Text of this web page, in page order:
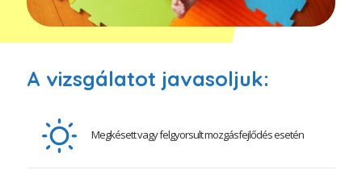
A vizsgálatot javasoljuk:
Megkésett vagy felgyorsult mozgásfejlődés esetén